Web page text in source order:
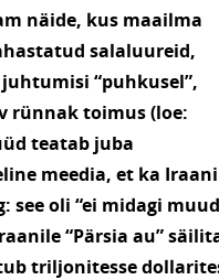
näide, kus maailma
salaluureid,
“puhkusel”,
rünnak toimus (loe:
teatab juba
meedia, et ka
see oli “ei midagi
“Pärsia au”
triljonitesse